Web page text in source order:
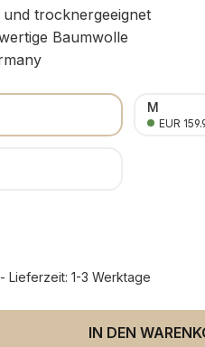
und trocknergeeignet
Baumwolle
M
EUR
Lieferzeit: 1-3 Werktage
Gib den
IN DEN